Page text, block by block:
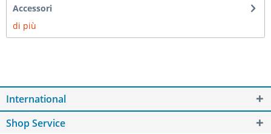
Accessori
di più
International
Shop Service